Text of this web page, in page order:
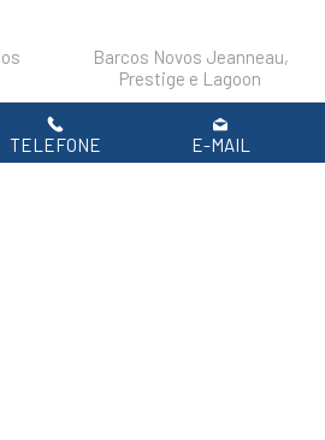
Barcos Novos Jeanneau,
Prestige e Lagoon
POLÍTICA DE PRIVACIDADE
TELEFONE E-MAIL